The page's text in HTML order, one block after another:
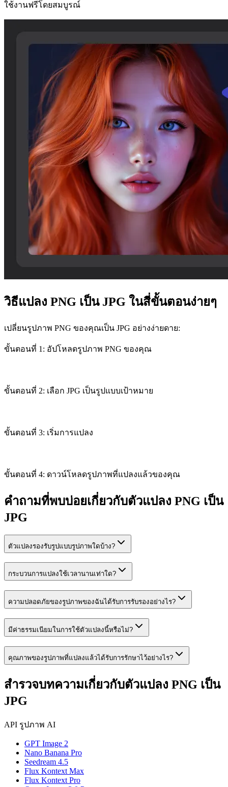
ใช้งานฟรีโดยสมบูรณ์
วิธีแปลง PNG เป็น JPG ในสี่ขั้นตอนง่ายๆ
เปลี่ยนรูปภาพ PNG ของคุณเป็น JPG อย่างง่ายดาย:
ขั้นตอนที่ 1: อัปโหลดรูปภาพ PNG ของคุณ
ขั้นตอนที่ 2: เลือก JPG เป็นรูปแบบเป้าหมาย
ขั้นตอนที่ 3: เริ่มการแปลง
ขั้นตอนที่ 4: ดาวน์โหลดรูปภาพที่แปลงแล้วของคุณ
คำถามที่พบบ่อยเกี่ยวกับตัวแปลง PNG เป็น
JPG
ตัวแปลงรองรับรูปแบบรูปภาพใดบ้าง?
กระบวนการแปลงใช้เวลานานเท่าใด?
ความปลอดภัยของรูปภาพของฉันได้รับการรับรองอย่างไร?
มีค่าธรรมเนียมในการใช้ตัวแปลงนี้หรือไม่?
คุณภาพของรูปภาพที่แปลงแล้วได้รับการรักษาไว้อย่างไร?
สำรวจบทความเกี่ยวกับตัวแปลง PNG เป็น
JPG
API รูปภาพ AI
GPT Image 2
Nano Banana Pro
Seedream 4.5
Flux Kontext Max
Flux Kontext Pro